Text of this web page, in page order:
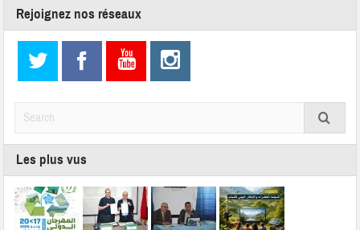
Rejoignez nos réseaux
Les plus vus